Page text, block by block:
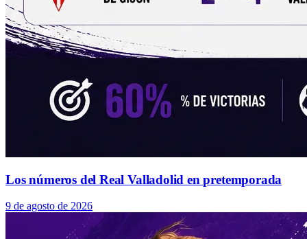
Los números del Real Valladolid en pretemporada
9 de agosto de 2026